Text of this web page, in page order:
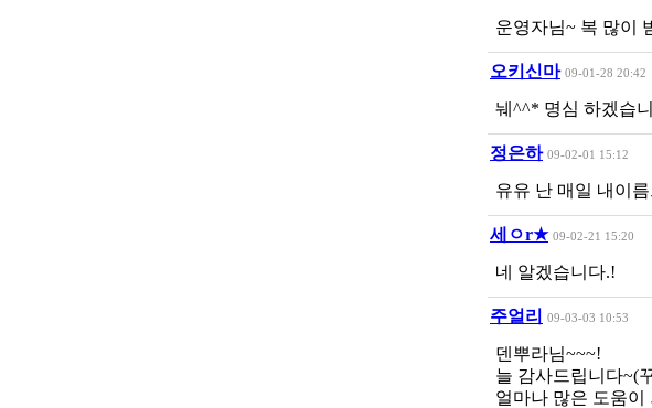
운영자님~ 복 많이
오키신마 09-01-28 20:42
눼^^* 명심 하겠습
정은하 09-02-01 15:12
유유 난 매일 내이
세ㅇr★ 09-02-21 15:20
네 알겠습니다.!
주얼리 09-03-03 10:53
덴뿌라님~~~!
늘 감사드립니다~(
얼마나 많은 도움이